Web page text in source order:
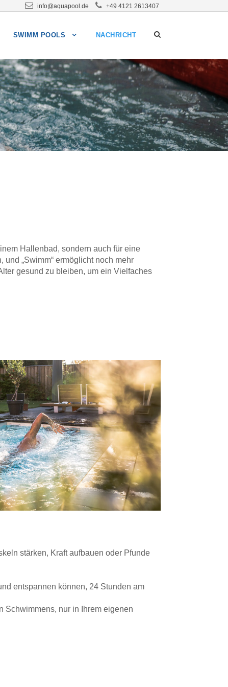
info@aquapool.de +49 4121 2613407
SWIMM POOLS NACHRICHT
Hallenbad, sondern auch für eine
„Swimm“ ermöglicht noch mehr
gesund zu bleiben, um ein Vielfaches
stärken, Kraft aufbauen oder Pfunde
entspannen können, 24 Stunden am
Schwimmens, nur in Ihrem eigenen